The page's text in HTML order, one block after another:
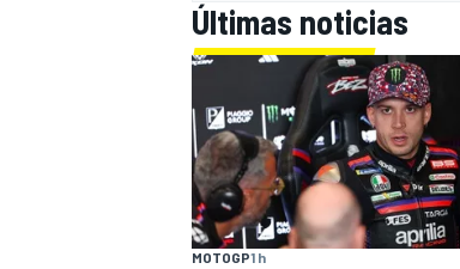
Últimas noticias
MOTOGP1 h